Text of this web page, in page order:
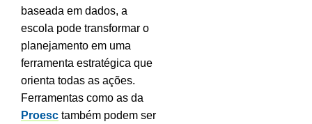
baseada em dados, a
escola pode transformar o
planejamento em uma
ferramenta estratégica que
orienta todas as ações.
Ferramentas como as da
Proesc também podem ser